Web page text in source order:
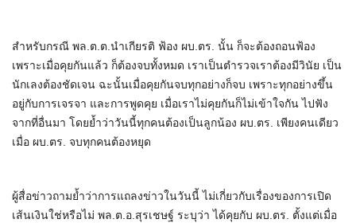
สำหรับกรณี พล.ต.ต.นำเกียรติ ฟ้อง ผบ.ตร. นั้น ก็จะต้องถอนฟ้อง
เพราะเมื่อคุยกันแล้ว ก็ต้องจบทั้งหมด เราเป็นตำรวจเราต้องมีวินัย เป็น
นักเลงต้องชัดเจน ฉะนั้นเมื่อคุยกันจบทุกอย่างก็จบ เพราะทุกอย่างขึ้น
อยู่กับการเจรจา และการพูดคุย เมื่อเราไม่คุยกันก็ไม่เข้าใจกัน ไปฟัง
จากที่อื่นมา โดยย้ำว่าวันนี้ทุกคนต้องเป็นลูกน้อง ผบ.ตร. เพียงคนเดียว
เมื่อ ผบ.ตร. จบทุกคนต้องหยุด
ผู้สื่อข่าวถามย้ำว่าการแถลงข่าวในวันนี้ ไม่เกี่ยวกับเรื่องของการเปิด
เส้นเงินใช่หรือไม่ พล.ต.อ.สุรเชษฐ์ ระบุว่า ได้คุยกับ ผบ.ตร. ตั้งแต่เมื่อ